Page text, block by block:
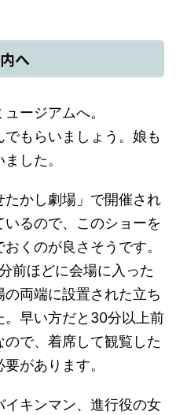
へ
ージアムへ。
もらいましょう。娘も
した。
たかし劇場」で開催され
るので、このショーを
くのが良さそうです。
前ほどに会場に入った
両端に設置された立ち
。早い方だと30分以上前
で、着席して観覧した
があります。
キンマン、進行役の女